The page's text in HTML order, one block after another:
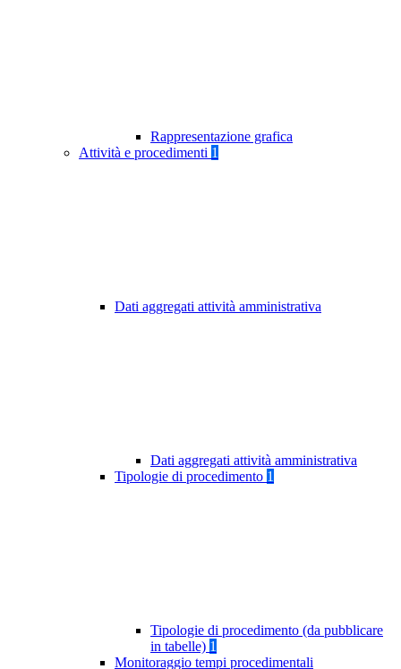
Rappresentazione grafica
Attività e procedimenti 1
Dati aggregati attività amministrativa
Dati aggregati attività amministrativa
Tipologie di procedimento 1
Tipologie di procedimento (da pubblicare
in tabelle) 1
Monitoraggio tempi procedimentali